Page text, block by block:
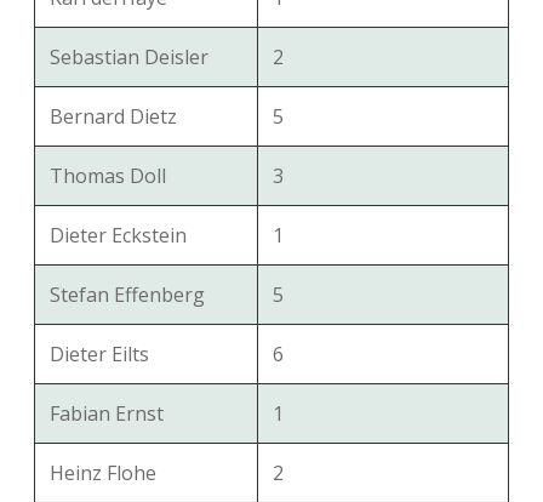
Sebastian Deisler 2
Bernard Dietz 5
Thomas Doll 3
Dieter Eckstein 1
Stefan Effenberg 5
Dieter Eilts 6
Fabian Ernst 1
Heinz Flohe 2